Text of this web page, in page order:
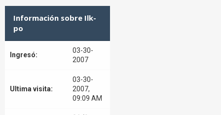
Información sobre Ilk-
po
Ingresó:
03-30-
2007
Ultima visita:
03-30-
2007,
09:09 AM